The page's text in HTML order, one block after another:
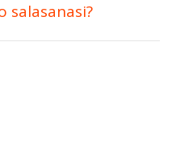
salasanasi?